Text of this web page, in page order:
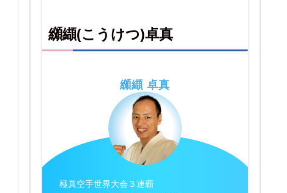
纐纈(こうけつ)卓真
纐纈 卓真
極真空手世界大会３連覇